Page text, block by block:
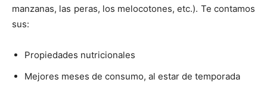
manzanas, las peras, los melocotones, etc.). Te contamos
sus:
Propiedades nutricionales
Mejores meses de consumo, al estar de temporada